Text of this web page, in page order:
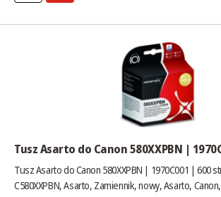
Tusz Asarto do Canon 580XXPBN |
Tusz Asarto do Canon 580XXPBN | 1970C001 | 600
C580XXPBN, Asarto, Zamiennik, nowy, Asarto,